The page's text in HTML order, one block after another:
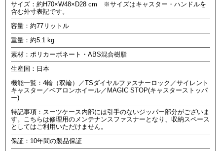
サイズ：約H70×W48×D28 cm ※サイズはキャスター・ハンドルを
含む外寸表記です。
容量：約77リットル
重量：約5.1 kg
素材：ポリカーボネート・ABS混合樹脂
生産国：日本
機能一覧：4輪（双輪）／TSダイヤルファスナーロック／サイレント
キャスター／ベアロンホイール／MAGIC STOP(キャスターストッパ
ー)
特記事項：スーツケース内部には引手のないジッパー部分がございま
す。こちらは修理用のメンテナンスファスナーとなり、収納スペース
としてはご利用いただけません。
保証：10年間の製品保証